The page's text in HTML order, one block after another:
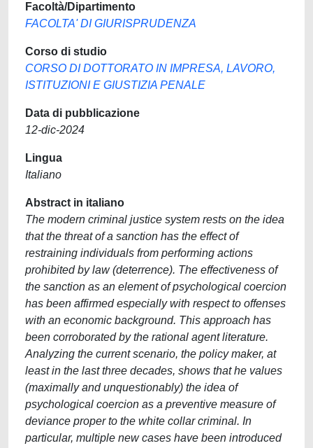
Facoltà/Dipartimento
FACOLTA' DI GIURISPRUDENZA
Corso di studio
CORSO DI DOTTORATO IN IMPRESA, LAVORO,
ISTITUZIONI E GIUSTIZIA PENALE
Data di pubblicazione
12-dic-2024
Lingua
Italiano
Abstract in italiano
The modern criminal justice system rests on the idea
that the threat of a sanction has the effect of
restraining individuals from performing actions
prohibited by law (deterrence). The effectiveness of
the sanction as an element of psychological coercion
has been affirmed especially with respect to offenses
with an economic background. This approach has
been corroborated by the rational agent literature.
Analyzing the current scenario, the policy maker, at
least in the last three decades, shows that he values
(maximally and unquestionably) the idea of
psychological coercion as a preventive measure of
deviance proper to the white collar criminal. In
particular, multiple new cases have been introduced